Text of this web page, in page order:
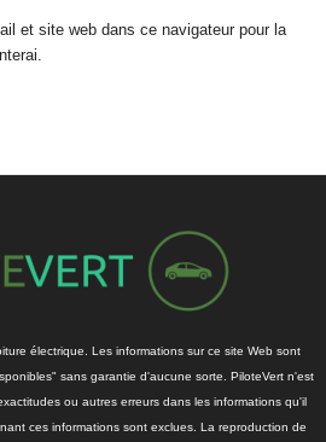
et site web dans ce navigateur pour la
électrique. Les informations sur ce site Web sont
sans garantie d'aucune sorte. PiloteVert n'est
ou autres erreurs dans les informations qu'il
ces informations sont exclues. La reproduction de